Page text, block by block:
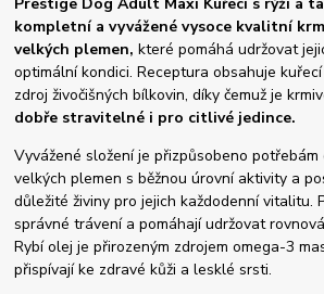
kompletní a vyvážené vysoce kvalitní
velkých plemen, které pomáhá udržovat
optimální kondici. Receptura obsahuje
zdroj živočišných bílkovin, díky čemuž je
dobře stravitelné i pro citlivé jedince.
Vyvážené složení je přizpůsobeno potřebám
velkých plemen s běžnou úrovní aktivity a
důležité živiny pro jejich každodenní vitalitu.
správné trávení a pomáhají udržovat
Rybí olej je přirozeným zdrojem omega-3
přispívají ke zdravé kůži a lesklé srsti.